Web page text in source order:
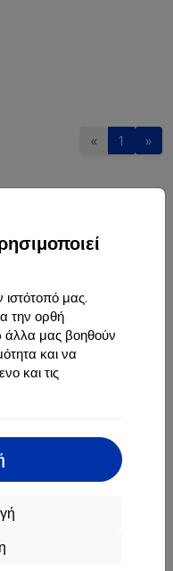
μας.
την ορθή
άλλα μας βοηθούν
και να
και τις
« 1 »